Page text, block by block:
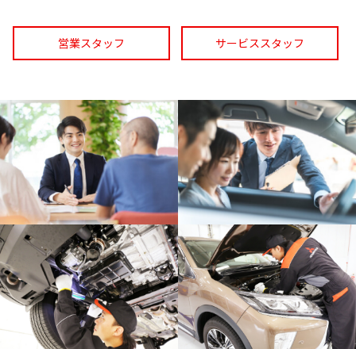
営業スタッフ サービススタッフ